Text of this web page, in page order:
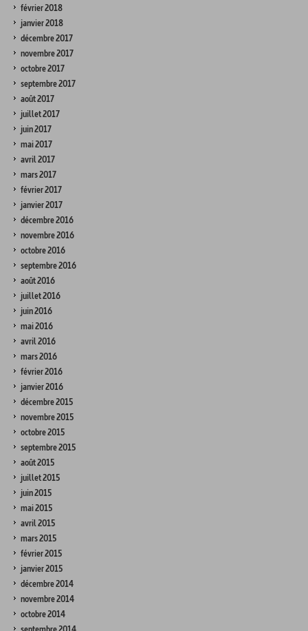
février 2018
janvier 2018
décembre 2017
novembre 2017
octobre 2017
septembre 2017
août 2017
juillet 2017
juin 2017
mai 2017
avril 2017
mars 2017
février 2017
janvier 2017
décembre 2016
novembre 2016
octobre 2016
septembre 2016
août 2016
juillet 2016
juin 2016
mai 2016
avril 2016
mars 2016
février 2016
janvier 2016
décembre 2015
novembre 2015
octobre 2015
septembre 2015
août 2015
juillet 2015
juin 2015
mai 2015
avril 2015
mars 2015
février 2015
janvier 2015
décembre 2014
novembre 2014
octobre 2014